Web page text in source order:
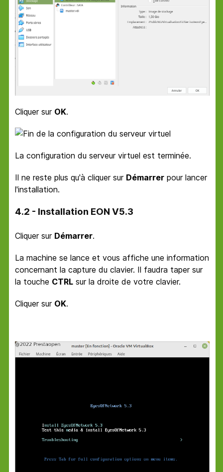
Cliquer sur OK.
La configuration du serveur virtuel est terminée.
Il ne reste plus qu'à cliquer sur Démarrer pour lancer
l'installation.
4.2 - Installation EON V5.3
Cliquer sur Démarrer.
La machine se lance et vous affiche une information
concernant la capture du clavier. Il faudra taper sur
la touche CTRL sur la droite de votre clavier.
Cliquer sur OK.